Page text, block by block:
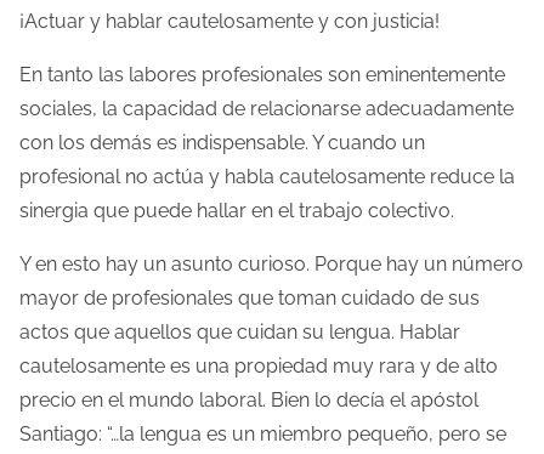
¡Actuar y hablar cautelosamente y con justicia!
En tanto las labores profesionales son eminentemente
sociales, la capacidad de relacionarse adecuadamente
con los demás es indispensable. Y cuando un
profesional no actúa y habla cautelosamente reduce la
sinergia que puede hallar en el trabajo colectivo.
Y en esto hay un asunto curioso. Porque hay un número
mayor de profesionales que toman cuidado de sus
actos que aquellos que cuidan su lengua. Hablar
cautelosamente es una propiedad muy rara y de alto
precio en el mundo laboral. Bien lo decía el apóstol
Santiago: “…la lengua es un miembro pequeño, pero se